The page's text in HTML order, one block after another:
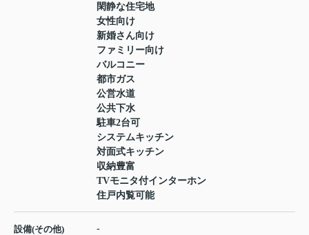
閑静な住宅地
女性向け
新婚さん向け
ファミリー向け
バルコニー
都市ガス
公営水道
公共下水
駐車2台可
システムキッチン
対面式キッチン
収納豊富
TVモニタ付インターホン
住戸内覧可能
設備(その他) -